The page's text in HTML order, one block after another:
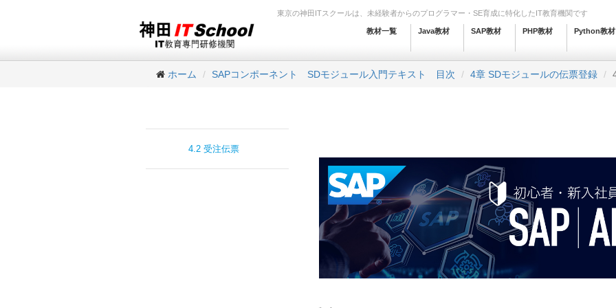
東京の神田ITスクールは、未経験者からのプログラマー・SE育成に特化したIT教育機関です
教材一覧 Java教材 SAP教材 PHP教材 Python教材
ホーム SAPコンポーネント SDモジュール入門テキスト 目次 4章 SDモジュールの伝票登録
4.2 受注伝票